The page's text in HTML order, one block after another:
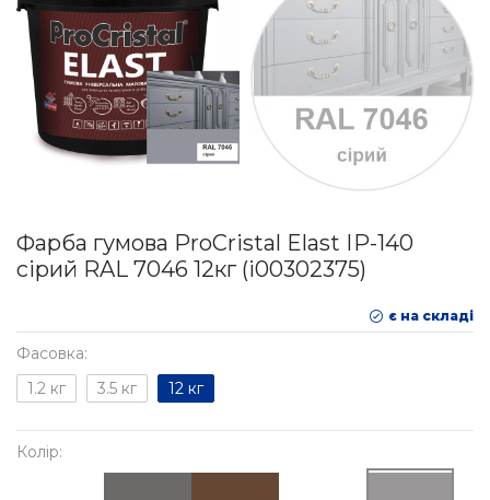
Фарба гумова ProCristal Elast ІР-140
сірий RAL 7046 12кг (i00302375)
є на складі
Фасовка:
1.2 кг
3.5 кг 12 кг
Колір: